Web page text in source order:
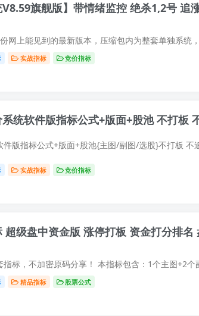
旗舰版】带情绪监控 绝杀1,2号 追
实战指标 竞价指标
系统软件版指标公式+版面+股池 不打板
实战指标 竞价指标
精品指标 股票公式